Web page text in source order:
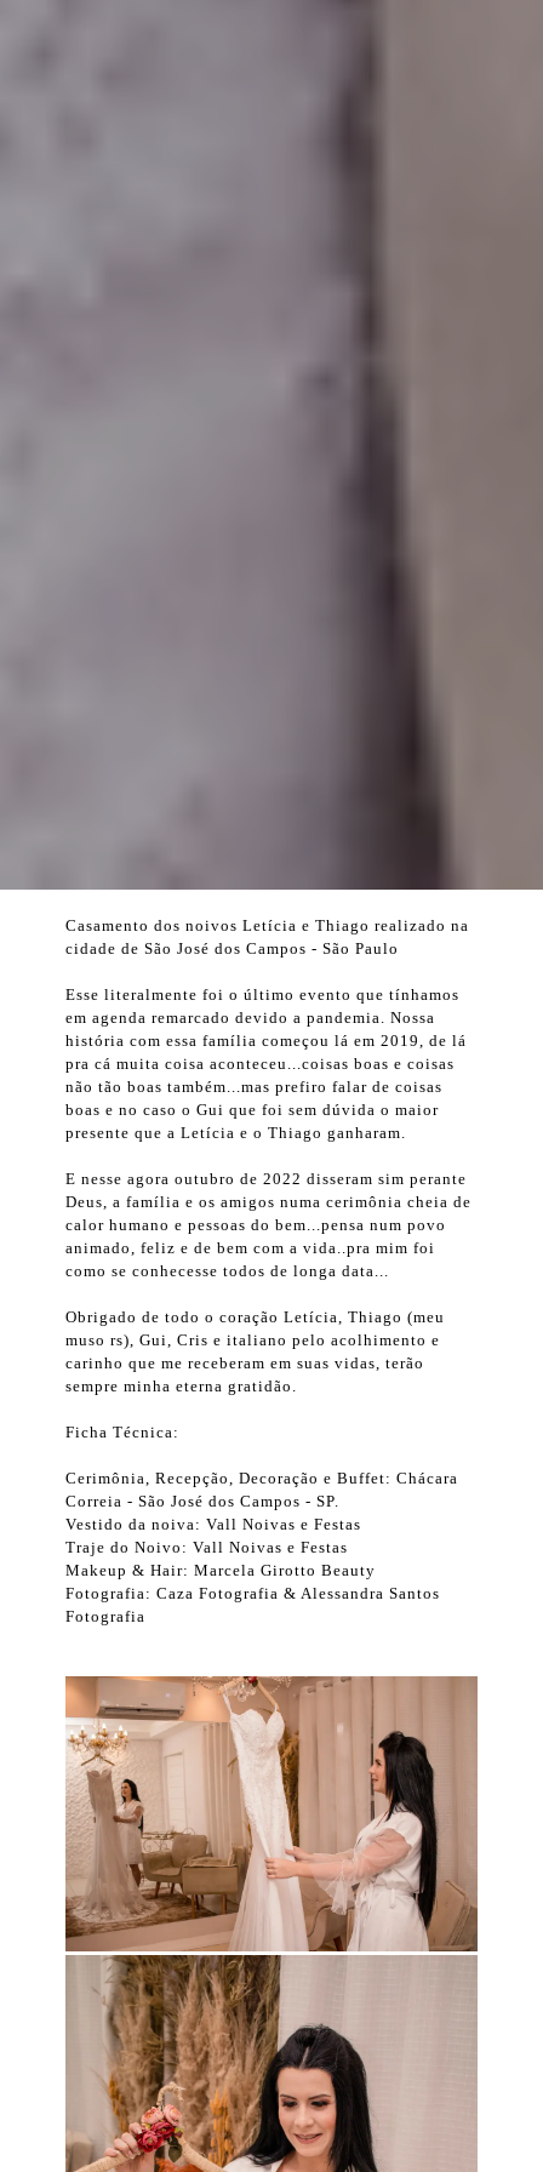
Casamento dos noivos Letícia e Thiago realizado na
cidade de São José dos Campos - São Paulo
Esse literalmente foi o último evento que tínhamos
em agenda remarcado devido a pandemia. Nossa
história com essa família começou lá em 2019, de lá
pra cá muita coisa aconteceu...coisas boas e coisas
não tão boas também...mas prefiro falar de coisas
boas e no caso o Gui que foi sem dúvida o maior
presente que a Letícia e o Thiago ganharam.
E nesse agora outubro de 2022 disseram sim perante
Deus, a família e os amigos numa cerimônia cheia de
calor humano e pessoas do bem...pensa num povo
animado, feliz e de bem com a vida..pra mim foi
como se conhecesse todos de longa data...
Obrigado de todo o coração Letícia, Thiago (meu
muso rs), Gui, Cris e italiano pelo acolhimento e
carinho que me receberam em suas vidas, terão
sempre minha eterna gratidão.
Ficha Técnica:
Cerimônia, Recepção, Decoração e Buffet: Chácara
Correia - São José dos Campos - SP.
Vestido da noiva: Vall Noivas e Festas
Traje do Noivo: Vall Noivas e Festas
Makeup & Hair: Marcela Girotto Beauty
Fotografia: Caza Fotografia & Alessandra Santos
Fotografia